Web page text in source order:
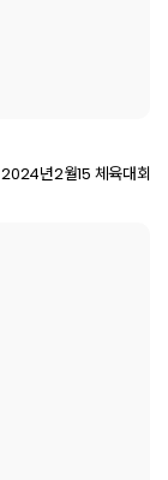
2024년2월15 체육대회